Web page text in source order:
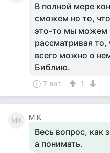
В полной мере
сможем но то,
это-то мы можем
рассматривая то,
всего можно о
Библию.
7 лет 1
MК M К
Весь вопрос, как
а понимать.